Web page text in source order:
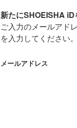
新たにSHOEISHA iD
ご入力のメールアド
を入力してください。
メールアドレス